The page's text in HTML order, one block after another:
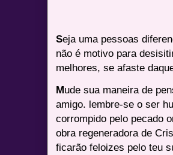
Seja uma pessoas
não é motivo para
melhores, se afaste
Mude sua maneira de
amigo. lembre-se o ser
corrompido pelo pecado
obra regeneradora de
ficarão feloizes pelo teu